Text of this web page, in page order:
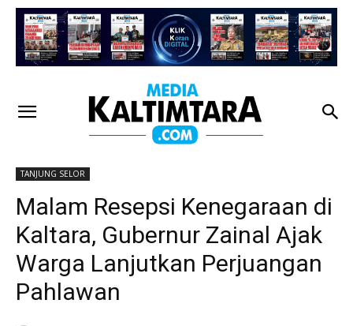
TANJUNG SELOR
Malam Resepsi Kenegaraan di
Kaltara, Gubernur Zainal Ajak
Warga Lanjutkan Perjuangan
Pahlawan